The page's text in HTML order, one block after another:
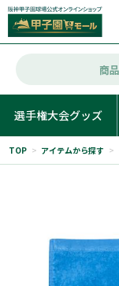
選手権大会グッズ
TOP > アイテムから探す >